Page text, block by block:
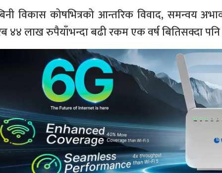
विकास कोषभित्रको आन्तरिक विवाद, समन्वय
४४ लाख रुपैयाँभन्दा बढी रकम एक वर्ष बितिसक्दा